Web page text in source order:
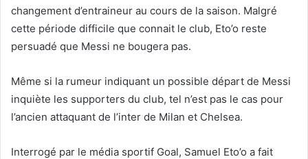
changement d’entraineur au cours de la saison. Malgré
cette période difficile que connait le club, Eto’o reste
persuadé que Messi ne bougera pas.
Même si la rumeur indiquant un possible départ de Messi
inquiète les supporters du club, tel n’est pas le cas pour
l’ancien attaquant de l’inter de Milan et Chelsea.
Interrogé par le média sportif Goal, Samuel Eto’o a fait